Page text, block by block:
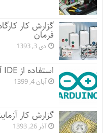
گزارش کار
فرمان
دی 3, 1393
استفاده از IDE آردوینو
آبان 4, 1399
گزارش کار
آذر 26, 1393